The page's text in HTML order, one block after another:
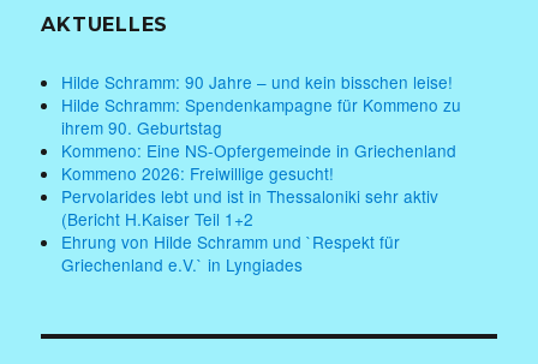
AKTUELLES
Hilde Schramm: 90 Jahre – und kein bisschen leise!
Hilde Schramm: Spendenkampagne für Kommeno zu
ihrem 90. Geburtstag
Kommeno: Eine NS-Opfergemeinde in Griechenland
Kommeno 2026: Freiwillige gesucht!
Pervolarides lebt und ist in Thessaloniki sehr aktiv
(Bericht H.Kaiser Teil 1+2
Ehrung von Hilde Schramm und `Respekt für
Griechenland e.V.` in Lyngiades